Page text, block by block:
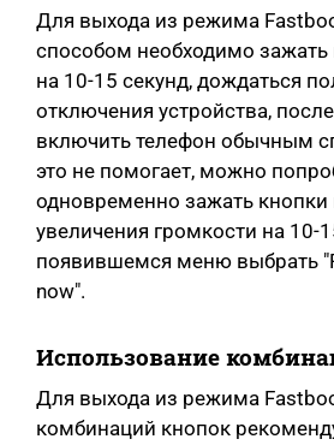
Для выхода из режима
способом необходимо зажать
на 10-15 секунд, дождаться
отключения устройства,
включить телефон обычным
это не помогает, можно
одновременно зажать кнопки
увеличения громкости на 10-
появившемся меню выбрать
now".
Использование
Для выхода из режима
комбинаций кнопок